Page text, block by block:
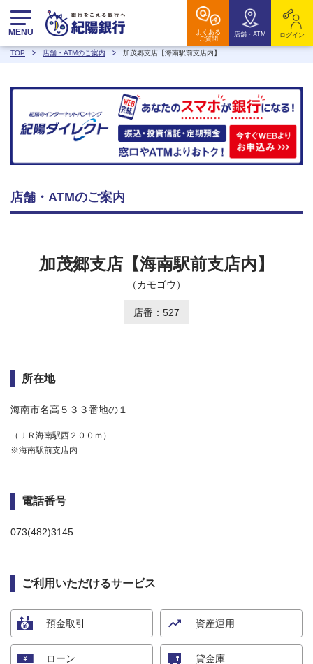
MENU
よくある
ご質問
店舗・ATM ログイン
TOP 店舗・ATMのご案内 加茂郷支店【海南駅前支店内】
店舗・ATMのご案内
加茂郷支店【海南駅前支店内】
（カモゴウ）
店番：527
所在地
海南市名高５３３番地の１
（ＪＲ海南駅西２００ｍ）
※海南駅前支店内
電話番号
073(482)3145
ご利用いただけるサービス
預金取引 資産運用
ローン 貸金庫